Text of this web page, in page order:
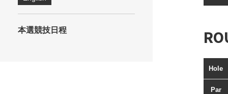
Hole
Par
本選競技日程